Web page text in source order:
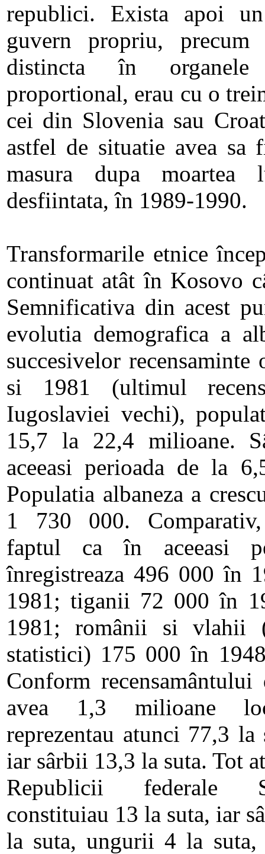
republici. Exista apoi
guvern propriu, precum
distincta în organele
proportional, erau cu o
cei din Slovenia sau
astfel de situatie avea sa
masura dupa
desfiintata, în 1989-1990.
Transformarile etnice
continuat atât în Kosovo
Semnificativa din acest
evolutia demografica a
succesivelor
si 1981 (ultimul
Iugoslaviei vechi),
15,7 la 22,4 milioane.
aceeasi perioada de la
Populatia albaneza a
1 730 000.
faptul ca în aceeasi
înregistreaza 496 000 în
1981; tiganii 72 000 în
1981; românii si vlahii
statistici) 175 000 în
Conform
avea 1,3 milioane
reprezentau atunci 77,3
iar sârbii 13,3 la suta. Tot
Republicii federale
constituiau 13 la suta, iar
la suta, ungurii 4 la